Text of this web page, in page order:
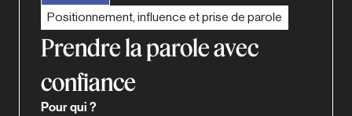
Positionnement, influence et prise de parole
Prendre la parole avec
confiance
Pour qui ?